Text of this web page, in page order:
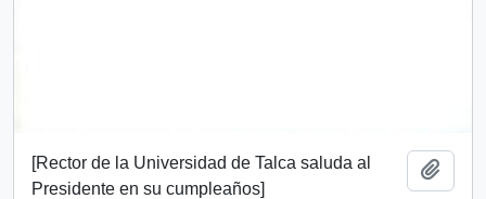
[Rector de la Universidad de Talca saluda al
Presidente en su cumpleaños]